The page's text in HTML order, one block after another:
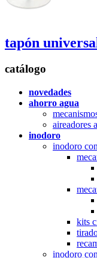
tapón
catálogo
novedades
ahorro agua
aireadores
inodoro
inodoro
kits
inodoro